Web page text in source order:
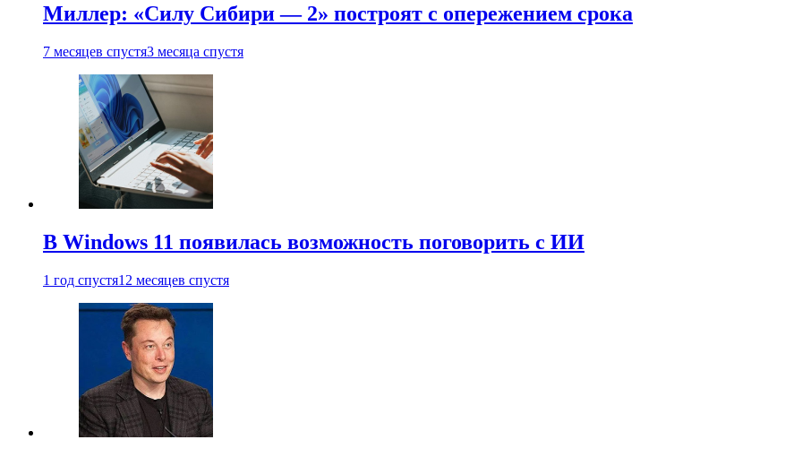
Миллер: «Силу Сибири — 2» построят с опережением срока
7 месяцев спустя3 месяца спустя
В Windows 11 появилась возможность поговорить с ИИ
1 год спустя12 месяцев спустя